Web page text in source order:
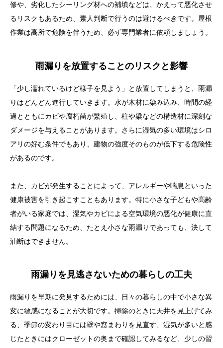
修や、劣化したシーリング材への補填などは、かえって悪化させ
るリスクもあるため、素人判断で行うのは避けるべきです。屋根
作業は高所で危険を伴うため、必ず専門業者に依頼しましょう。
雨漏りを放置することのリスクと影響
「少し濡れているけど様子を見よう」と放置してしまうと、雨漏
りはどんどん進行していきます。水が木材に染み込み、時間の経
過とともにカビや腐朽菌が繁殖し、柱や梁などの構造材に深刻な
ダメージを与えることがあります。さらに湿気の多い環境はシロ
アリの好む条件でもあり、建物の強度そのものが低下する危険性
があるのです。
また、カビが発生することによって、アレルギーや喘息といった
健康被害を引き起こすこともあります。特に小さな子どもや高齢
者がいる家庭では、湿気やカビによる空気環境の悪化が健康に直
結する問題になるため、たとえ小さな雨漏りであっても、決して
油断はできません。
雨漏りを見逃さないための暮らしの工夫
雨漏りを早期に発見するためには、日々の暮らしの中で小さな異
変に敏感になることが大切です。掃除のときに天井を見上げてみ
る、季節の変わり目には壁や窓まわりを見直す、湿気が多いと感
じたときにはクローゼットの奥まで確認してみるなど、少しの習